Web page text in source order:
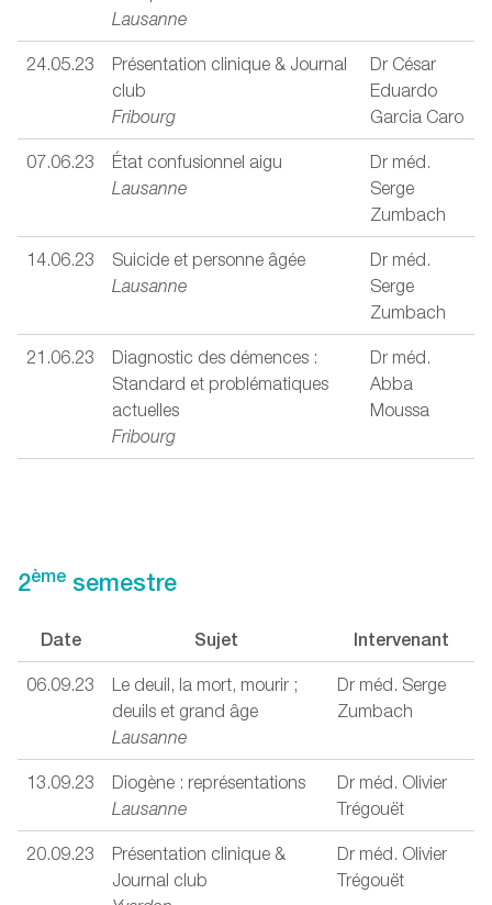
Lausanne
24.05.23
Présentation clinique & Journal
club
Fribourg
Dr César
Eduardo
Garcia Caro
07.06.23
État confusionnel aigu
Lausanne
Dr méd.
Serge
Zumbach
14.06.23
Suicide et personne âgée
Lausanne
Dr méd.
Serge
Zumbach
21.06.23
Diagnostic des démences :
Standard et problématiques
actuelles
Fribourg
Dr méd.
Abba
Moussa
2ème semestre
Date Sujet Intervenant
06.09.23
Le deuil, la mort, mourir ;
deuils et grand âge
Lausanne
Dr méd. Serge
Zumbach
13.09.23
Diogène : représentations
Lausanne
Dr méd. Olivier
Trégouët
20.09.23
Présentation clinique &
Journal club
Dr méd. Olivier
Trégouët